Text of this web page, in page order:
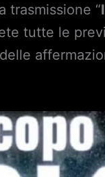
trasmissione “
tutte le